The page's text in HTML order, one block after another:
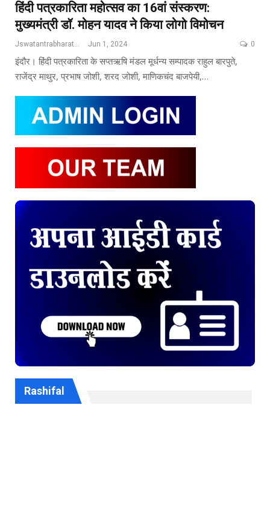
हिंदी पत्रकारिता महोत्सव का 16वां संस्करण:
मुख्यमंत्री डॉ. मोहन यादव ने किया लोगो विमोचन
Jswatantrabharat@gmail.com Jun 1, 2024 0
इंदौर। हिंदी पत्रकारिता के सप्तऋषि मंडल मूर्धन्य सम्पादक राहुल बारपुते,
राजेंद्र माथुर, प्रभाष जोशी, शरद जोशी, माणिकचंद बाजपेयी,…
Rashifal